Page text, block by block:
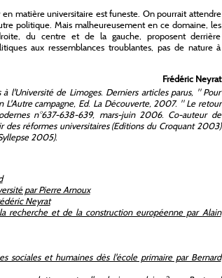
matière universitaire est funeste. On pourrait attendre
politique. Mais malheureusement en ce domaine, les
du centre et de la gauche, proposent derrière
aux ressemblances troublantes, pas de nature à
Frédéric Neyrat
l'Université de Limoges. Derniers articles parus, " Pour
campagne, Ed. La Découverte, 2007. " Le retour
n°637-638-639, mars-juin 2006. Co-auteur de
des réformes universitaires (Editions du Croquant 2003)
2005).
par Pierre Arnoux
Neyrat
recherche et de la construction européenne par Alain
sociales et humaines dès l'école primaire par Bernard